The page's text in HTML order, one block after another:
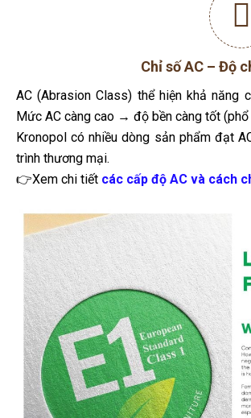
AC (Abrasion Class) thể hiện khả
Mức AC càng cao → độ bền càng tốt (phổ
Kronopol có nhiều dòng sản phẩm đạt
👉Xem chi tiếtcác cấp độ AC và cách